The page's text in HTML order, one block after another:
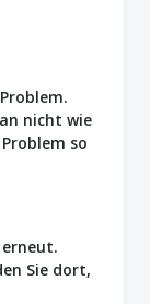
nicht wie
so
Sie dort,